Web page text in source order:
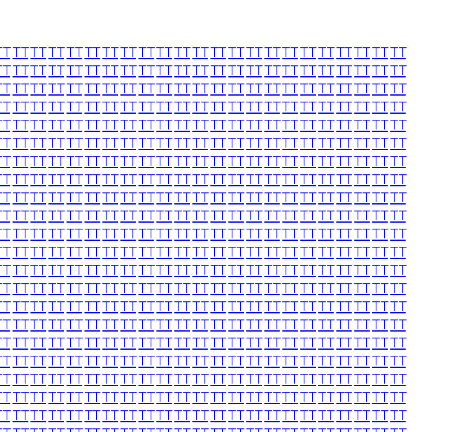
TTTTTTTTTTTTTTTTTTTTTTTTTTTTTTTTTTTTTTTTTTTT
TTTTTTTTTTTTTTTTTTTTTTTTTTTTTTTTTTTTTTTTTTTT
TTTTTTTTTTTTTTTTTTTTTTTTTTTTTTTTTTTTTTTTTTTT
TTTTTTTTTTTTTTTTTTTTTTTTTTTTTTTTTTTTTTTTTTTT
TTTTTTTTTTTTTTTTTTTTTTTTTTTTTTTTTTTTTTTTTTTT
TTTTTTTTTTTTTTTTTTTTTTTTTTTTTTTTTTTTTTTTTTTT
TTTTTTTTTTTTTTTTTTTTTTTTTTTTTTTTTTTTTTTTTTTT
TTTTTTTTTTTTTTTTTTTTTTTTTTTTTTTTTTTTTTTTTTTT
TTTTTTTTTTTTTTTTTTTTTTTTTTTTTTTTTTTTTTTTTTTT
TTTTTTTTTTTTTTTTTTTTTTTTTTTTTTTTTTTTTTTTTTTT
TTTTTTTTTTTTTTTTTTTTTTTTTTTTTTTTTTTTTTTTTTTT
TTTTTTTTTTTTTTTTTTTTTTTTTTTTTTTTTTTTTTTTTTTT
TTTTTTTTTTTTTTTTTTTTTTTTTTTTTTTTTTTTTTTTTTTT
TTTTTTTTTTTTTTTTTTTTTTTTTTTTTTTTTTTTTTTTTTTT
TTTTTTTTTTTTTTTTTTTTTTTTTTTTTTTTTTTTTTTTTTTT
TTTTTTTTTTTTTTTTTTTTTTTTTTTTTTTTTTTTTTTTTTTT
TTTTTTTTTTTTTTTTTTTTTTTTTTTTTTTTTTTTTTTTTTTT
TTTTTTTTTTTTTTTTTTTTTTTTTTTTTTTTTTTTTTTTTTTT
TTTTTTTTTTTTTTTTTTTTTTTTTTTTTTTTTTTTTTTTTTTT
TTTTTTTTTTTTTTTTTTTTTTTTTTTTTTTTTTTTTTTTTTTT
TTTTTTTTTTTTTTTTTTTTTTTTTTTTTTTTTTTTTTTTTTTT